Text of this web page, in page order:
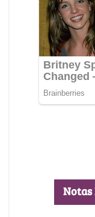
Notas